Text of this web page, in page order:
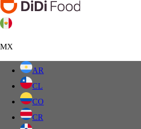
MX
AR
CL
CO
CR